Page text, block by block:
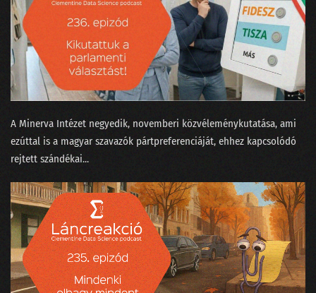
A Minerva Intézet negyedik, novemberi közvéleménykutatása, ami
ezúttal is a magyar szavazók pártpreferenciáját, ehhez kapcsolódó
rejtett szándékai...